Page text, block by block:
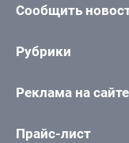
Сообщить
Рубрики
Реклама на сайте
Прайс-лист